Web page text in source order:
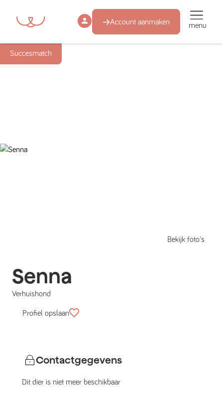
Account aanmaken menu
Succesmatch
Bekijk foto's
Senna
Verhuishond
Profiel opslaan
Contactgegevens
Dit dier is niet meer beschikbaar